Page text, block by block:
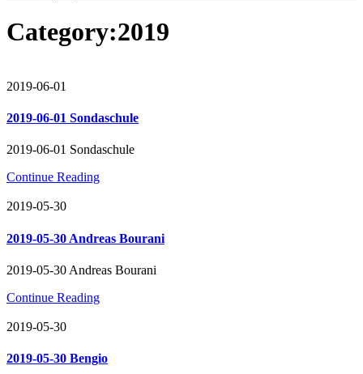
Category:2019
2019-06-01
2019-06-01 Sondaschule
2019-06-01 Sondaschule
Continue Reading
2019-05-30
2019-05-30 Andreas Bourani
2019-05-30 Andreas Bourani
Continue Reading
2019-05-30
2019-05-30 Bengio